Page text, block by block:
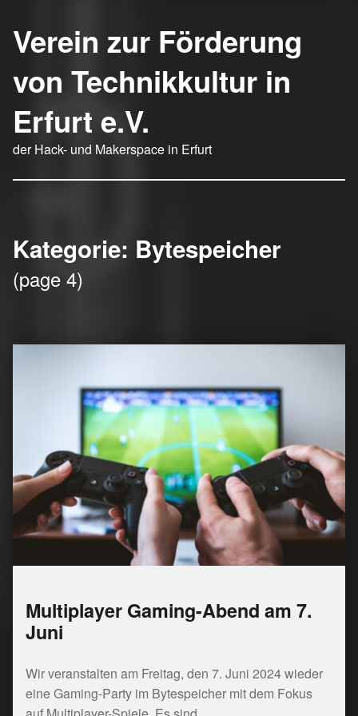
Verein zur Förderung
von Technikkultur in
Erfurt e.V.
der Hack- und Makerspace in Erfurt
Kategorie: Bytespeicher
(page 4)
Multiplayer Gaming-Abend am 7.
Juni
Wir veranstalten am Freitag, den 7. Juni 2024 wieder
eine Gaming-Party im Bytespeicher mit dem Fokus